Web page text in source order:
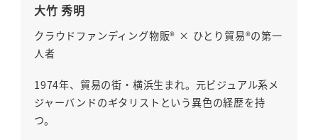
大竹 秀明
クラウドファンディング物販® × ひとり貿易®の第一
人者
1974年、貿易の街・横浜生まれ。元ビジュアル系メ
ジャーバンドのギタリストという異色の経歴を持
つ。